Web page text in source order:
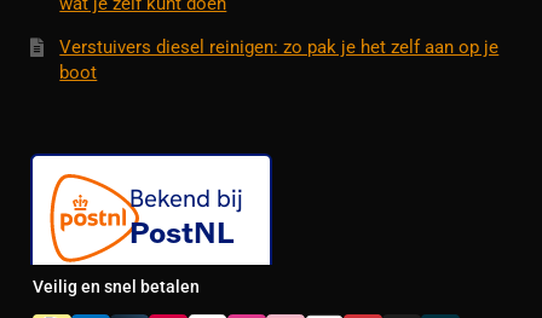
Verstuivers diesel reinigen: zo pak je het zelf aan op je
boot
Veilig en snel betalen